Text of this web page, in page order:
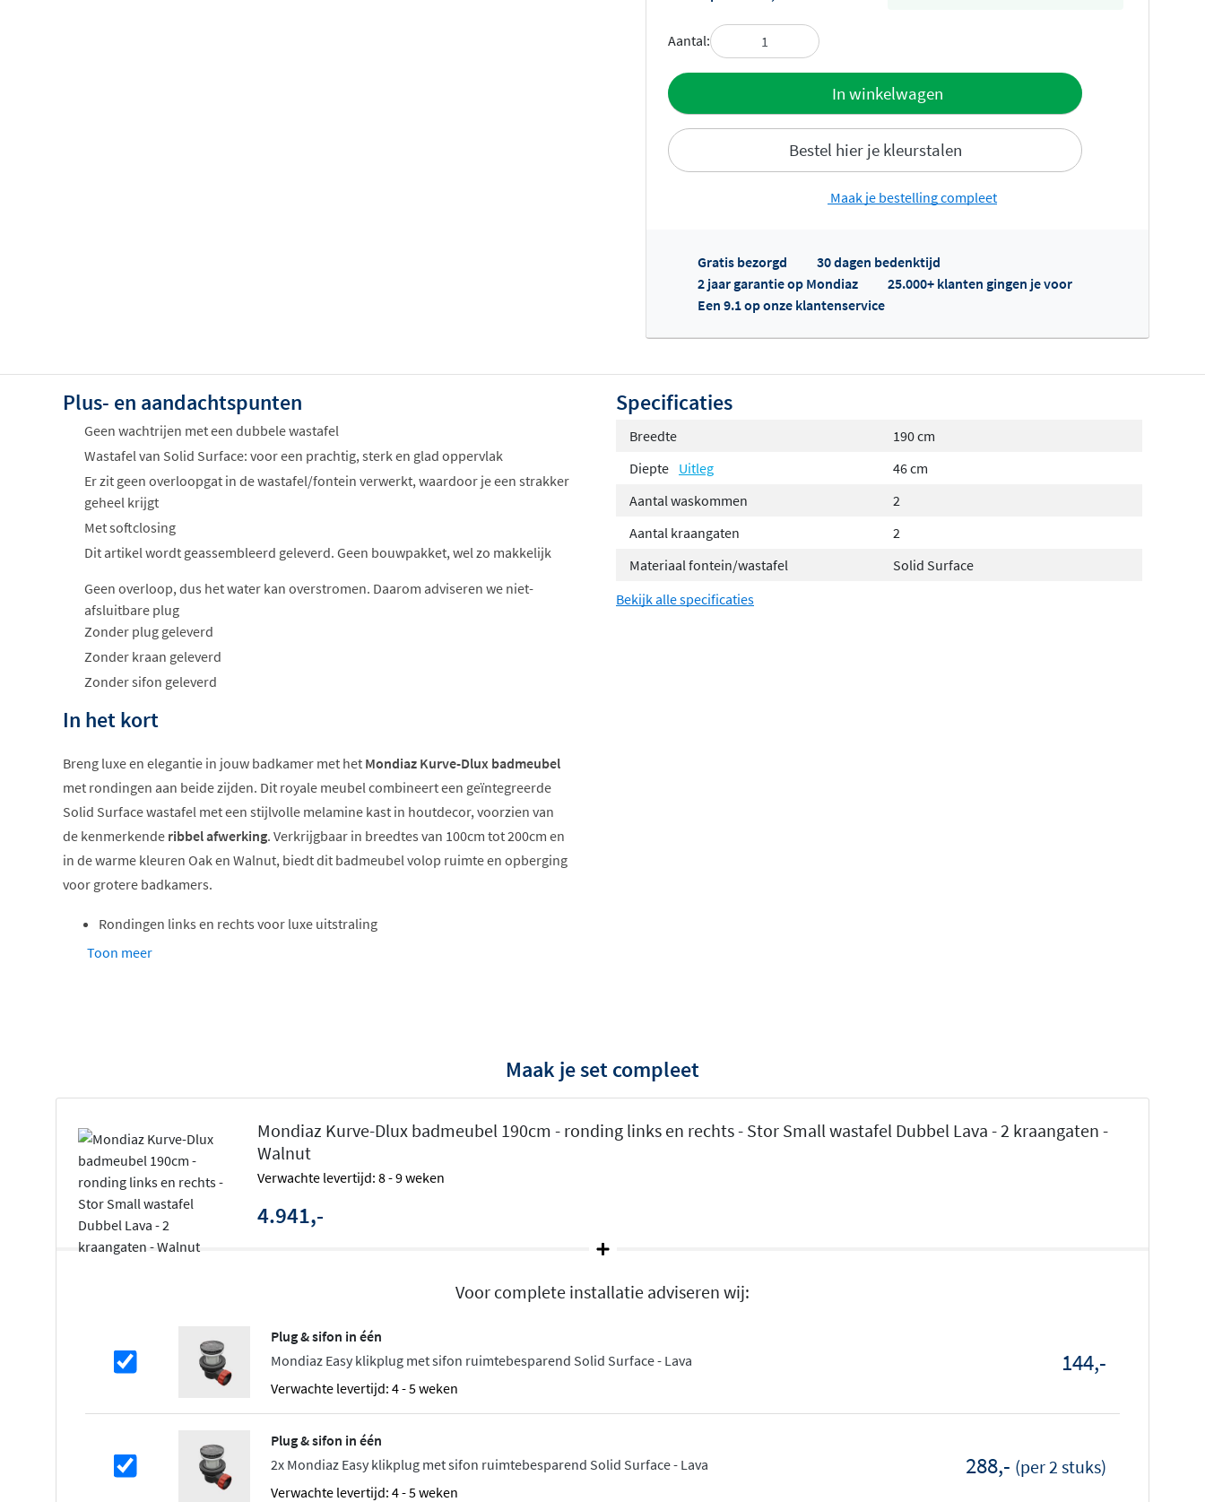
Aantal:
In winkelwagen
Bestel hier je kleurstalen
Toevoegen aan offerte
Offertes ophalen...
Maak je bestelling compleet
Gratis bezorgd
30 dagen bedenktijd
2 jaar garantie op Mondiaz
25.000+ klanten gingen je voor
Een 9.1 op onze klantenservice
Plus- en aandachtspunten
Geen wachtrijen met een dubbele wastafel
Wastafel van Solid Surface: voor een prachtig, sterk en glad oppervlak
Er zit geen overloopgat in de wastafel/fontein verwerkt, waardoor je een strakker
geheel krijgt
Met softclosing
Dit artikel wordt geassembleerd geleverd. Geen bouwpakket, wel zo makkelijk
Geen overloop, dus het water kan overstromen. Daarom adviseren we niet-
afsluitbare plug
Zonder plug geleverd
Zonder kraan geleverd
Zonder sifon geleverd
In het kort
Breng luxe en elegantie in jouw badkamer met het Mondiaz Kurve-Dlux badmeubel
met rondingen aan beide zijden. Dit royale meubel combineert een geïntegreerde
Solid Surface wastafel met een stijlvolle melamine kast in houtdecor, voorzien van
de kenmerkende ribbel afwerking. Verkrijgbaar in breedtes van 100cm tot 200cm en
in de warme kleuren Oak en Walnut, biedt dit badmeubel volop ruimte en opberging
voor grotere badkamers.
Rondingen links en rechts voor luxe uitstraling
Geïntegreerde Solid Surface wastafel
Het Kurve-Dlux badmeubel onderscheidt zich door derondingen aan beide zijden ,
die het meubel een zachte en luxe uitstraling geven. Deze afgeronde hoeken zorgen
voor een harmonieus geheel en maken het meubel bijzonder geschikt voor ruime
badkamers waar het een eyecatcher wordt. De ribbel afwerking op de fronten
versterkt het karakter en geeft het meubel een eigentijdse, speelse uitstraling.
verkrijgbaar in de kleuren Frappe en Opalo. Dit materiaal is niet alleen mooi om te
zien, maar ook vuilafstotend, hygiënisch en onderhoudsarm. Het naadloze ontwerp
voorkomt dat vuil zich ophoopt in kieren en zorgt voor een strakke, moderne
uitstraling. Kies voor een enkele waskom of een dubbele configuratie, afhankelijk
van jouw wensen en de beschikbare ruimte.
Royale opbergruimte en softclose comfort
Toon meer
Specificaties
Breedte
190 cm
Diepte Uitleg
46 cm
Aantal waskommen
2
Aantal kraangaten
2
Materiaal fontein/wastafel
Solid Surface
Bekijk alle specificaties
Maak je set compleet
Mondiaz Kurve-Dlux badmeubel 190cm - ronding links en rechts - Stor Small wastafel Dubbel Lava - 2 kraangaten -
Walnut
Verwachte levertijd: 8 - 9 weken
4.941,-
Voor complete installatie adviseren wij:
Plug & sifon in één
Mondiaz Easy klikplug met sifon ruimtebesparend Solid Surface - Lava
Verwachte levertijd: 4 - 5 weken
144,-
Plug & sifon in één
2x Mondiaz Easy klikplug met sifon ruimtebesparend Solid Surface - Lava
Verwachte levertijd: 4 - 5 weken
288,- (per 2 stuks)